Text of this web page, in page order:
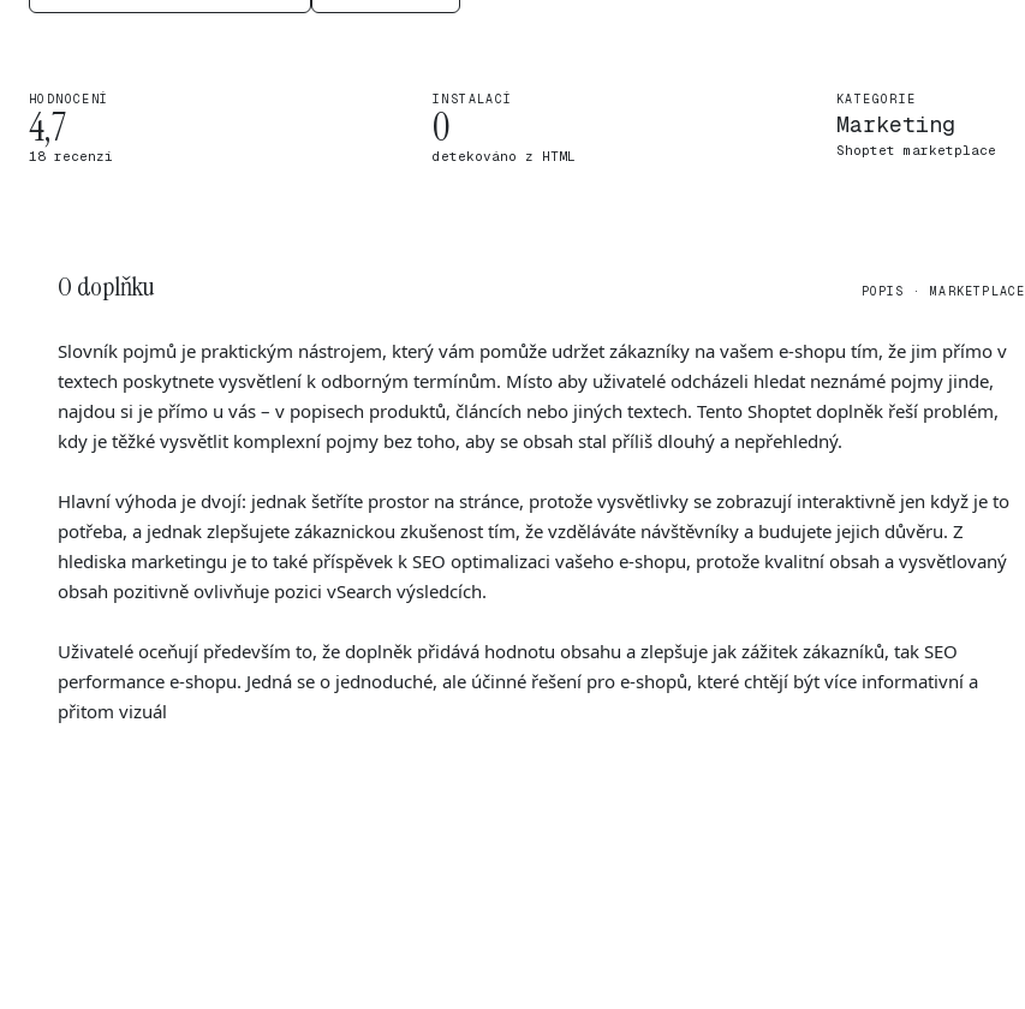
HODNOCENÍ
4,7
18 recenzí
INSTALACÍ
0
detekováno z HTML
KATEGORIE
Marketing
Shoptet marketplace
O doplňku POPIS · MARKETPLACE
Slovník pojmů je praktickým nástrojem, který vám pomůže udržet zákazníky na vašem e-shopu tím, že jim přímo v
textech poskytnete vysvětlení k odborným termínům. Místo aby uživatelé odcházeli hledat neznámé pojmy jinde,
najdou si je přímo u vás – v popisech produktů, článcích nebo jiných textech. Tento Shoptet doplněk řeší problém,
kdy je těžké vysvětlit komplexní pojmy bez toho, aby se obsah stal příliš dlouhý a nepřehledný.
Hlavní výhoda je dvojí: jednak šetříte prostor na stránce, protože vysvětlivky se zobrazují interaktivně jen když je to
potřeba, a jednak zlepšujete zákaznickou zkušenost tím, že vzděláváte návštěvníky a budujete jejich důvěru. Z
hlediska marketingu je to také příspěvek k SEO optimalizaci vašeho e-shopu, protože kvalitní obsah a vysvětlovaný
obsah pozitivně ovlivňuje pozici vSearch výsledcích.
Uživatelé oceňují především to, že doplněk přidává hodnotu obsahu a zlepšuje jak zážitek zákazníků, tak SEO
performance e-shopu. Jedná se o jednoduché, ale účinné řešení pro e-shopů, které chtějí být více informativní a
přitom vizuál